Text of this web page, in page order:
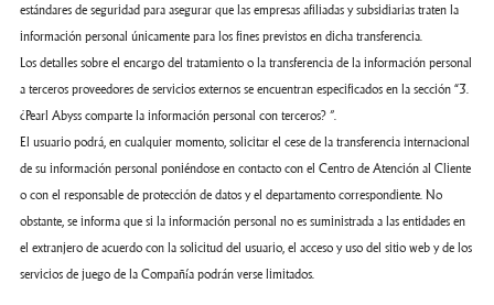
estándares de seguridad para asegurar que las empresas afiliadas y subsidiarias traten la
información personal únicamente para los fines previstos en dicha transferencia.
Los detalles sobre el encargo del tratamiento o la transferencia de la información personal
a terceros proveedores de servicios externos se encuentran especificados en la sección “3.
¿Pearl Abyss comparte la información personal con terceros? ”.
El usuario podrá, en cualquier momento, solicitar el cese de la transferencia internacional
de su información personal poniéndose en contacto con el Centro de Atención al Cliente
o con el responsable de protección de datos y el departamento correspondiente. No
obstante, se informa que si la información personal no es suministrada a las entidades en
el extranjero de acuerdo con la solicitud del usuario, el acceso y uso del sitio web y de los
servicios de juego de la Compañía podrán verse limitados.